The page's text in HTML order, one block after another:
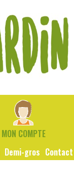
MON COMPTE
Demi-gros Contact